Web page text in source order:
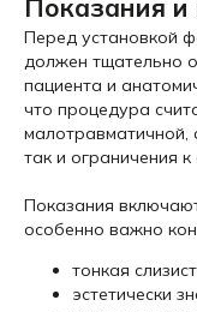
Показания
Перед установкой
должен тщательно
пациента и
что процедура
малотравматичной,
так и ограничения
Показания
особенно важно
тонкая
эстетически